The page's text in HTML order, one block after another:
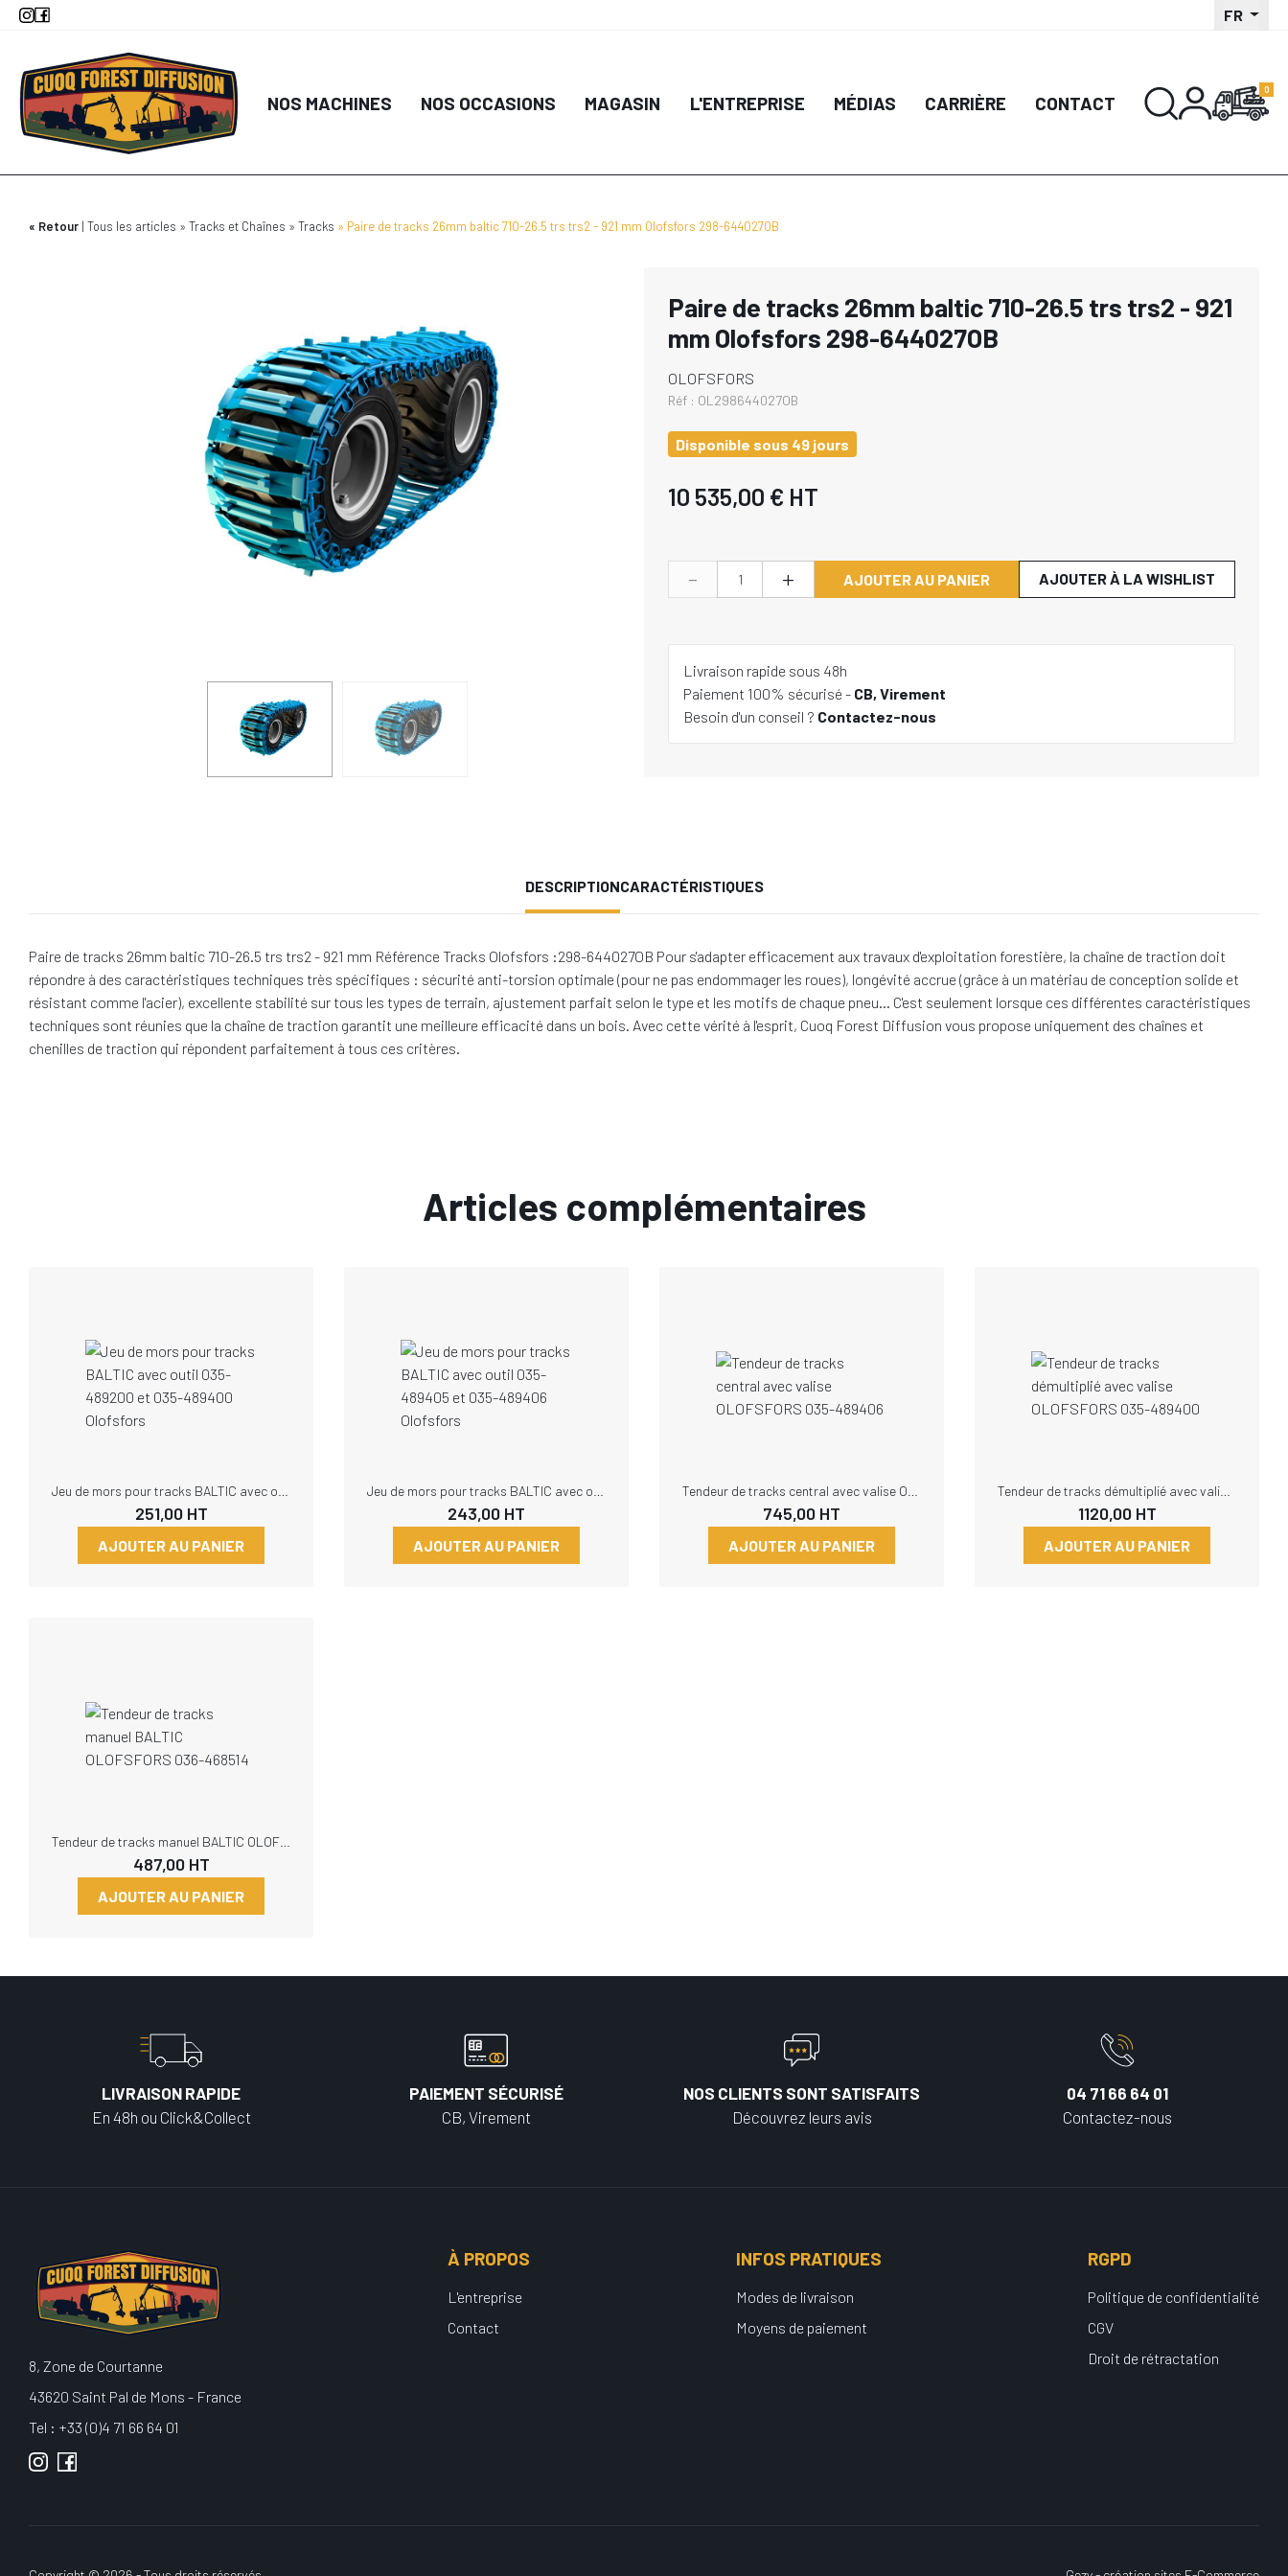
Aller
principal
FR
NOS MACHINES NOS OCCASIONS MAGASIN L'ENTREPRISE MÉDIAS CARRIÈRE CONTACT
Retour Tous les articles Tracks et Chaînes Tracks Paire de tracks 26mm baltic 710-26.5 trs trs2 - 921 mm Olofsfors 298-644027OB
Paire de tracks 26mm baltic 710-26.5 trs trs2 - 921
mm Olofsfors 298-644027OB
OLOFSFORS
Réf : OL298644027OB
Disponible sous 49 jours
10 535,00 € HT
- + AJOUTER AU PANIER AJOUTER À LA WISHLIST
Livraison rapide sous 48h
Paiement 100% sécurisé - CB, Virement
Besoin d'un conseil ? Contactez-nous
DESCRIPTIONCARACTÉRISTIQUES
Paire de tracks 26mm baltic 710-26.5 trs trs2 - 921 mm Référence Tracks Olofsfors :298-644027OB Pour s'adapter efficacement aux travaux d'exploitation forestière, la chaîne de traction doit
répondre à des caractéristiques techniques très spécifiques : sécurité anti-torsion optimale (pour ne pas endommager les roues), longévité accrue (grâce à un matériau de conception solide et
résistant comme l'acier), excellente stabilité sur tous les types de terrain, ajustement parfait selon le type et les motifs de chaque pneu… C'est seulement lorsque ces différentes caractéristiques
techniques sont réunies que la chaîne de traction garantit une meilleure efficacité dans un bois. Avec cette vérité à l'esprit, Cuoq Forest Diffusion vous propose uniquement des chaînes et
chenilles de traction qui répondent parfaitement à tous ces critères.
Articles complémentaires
251,00HT
AJOUTER AU PANIER
243,00 HT
AJOUTER AU PANIER
745,00 HT
AJOUTER AU PANIER
1120,00HT
AJOUTER AU PANIER
487,00HT
AJOUTER AU PANIER
LIVRAISON RAPIDE
En 48h ou Click&Collect
PAIEMENT SÉCURISÉ
CB, Virement
NOS CLIENTS SONT SATISFAITS
Découvrez leurs avis
04 71 66 64 01
Contactez-nous
8, Zone de Courtanne
43620 Saint Pal de Mons - France
Tel : +33 (0)4 71 66 64 01
À PROPOS
L'entreprise
Contact
INFOS PRATIQUES
Modes de livraison
Moyens de paiement
RGPD
Politique de confidentialité
CGV
Droit de rétractation